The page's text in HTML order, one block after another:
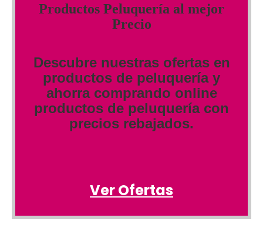
Productos Peluquería al mejor
Precio
Descubre nuestras ofertas en
productos de peluquería y
ahorra comprando online
productos de peluquería con
precios rebajados.
Ver Ofertas